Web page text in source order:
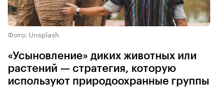
Фото: Unsplash
«Усыновление» диких животных или
растений — стратегия, которую
используют природоохранные группы